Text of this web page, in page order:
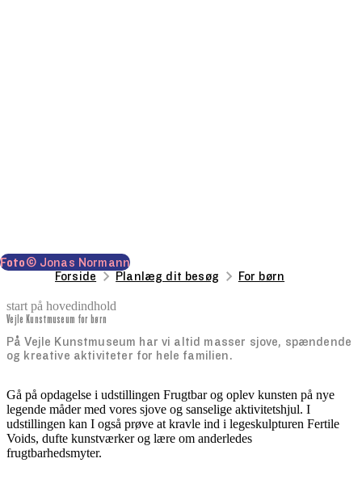
Foto© Jonas Normann
Forside
Planlæg dit besøg For børn
start på hovedindhold
Vejle Kunstmuseum for børn
På Vejle Kunstmuseum har vi altid masser sjove, spændende
og kreative aktiviteter for hele familien.
senest opdateret 27. marts 2026
Gå på opdagelse i udstillingen Frugtbar og oplev kunsten på nye
legende måder med vores sjove og sanselige aktivitetshjul. I
udstillingen kan I også prøve at kravle ind i legeskulpturen Fertile
Voids, dufte kunstværker og lære om anderledes
frugtbarhedsmyter.